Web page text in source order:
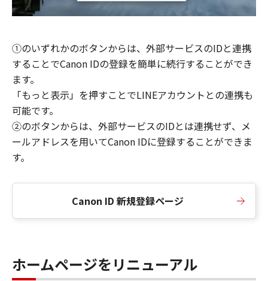
①のいずれかのボタンからは、外部サービスのIDと連携
することでCanon IDの登録を簡単に続行することができ
ます。
「もっと表示」を押すことでLINEアカウントとの連携も
可能です。
②のボタンからは、外部サービスのIDとは連携せず、メ
ールアドレスを用いてCanon IDに登録することができま
す。
Canon ID 新規登録ページ
ホームページをリニューアル